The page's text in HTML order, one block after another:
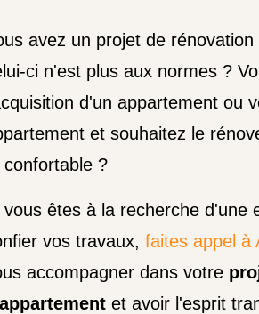
avez un projet de
ci n'est plus aux normes ?
d'un appartement ou
et souhaitez le
confortable ?
vous êtes à la recherche d'une
vos travaux, faites appel à
accompagner dans votre
et avoir l'esprit